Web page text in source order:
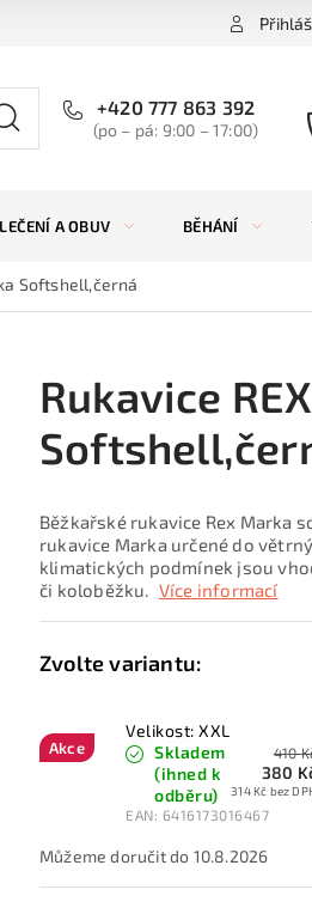
+420 777 863 392
(po – pá: 9:00 – 17:00)
A OBUV BĚHÁNÍ
Softshell,černá
Rukavice
Běžkařské rukavice Rex Marka
rukavice Marka určené do
klimatických podmínek jsou
či koloběžku. Více informací
Akce
Velikost: XXL
Skladem
(ihned k
odběru)
EAN: 6416173016467
410
380
314 Kč bez
10.8.2026